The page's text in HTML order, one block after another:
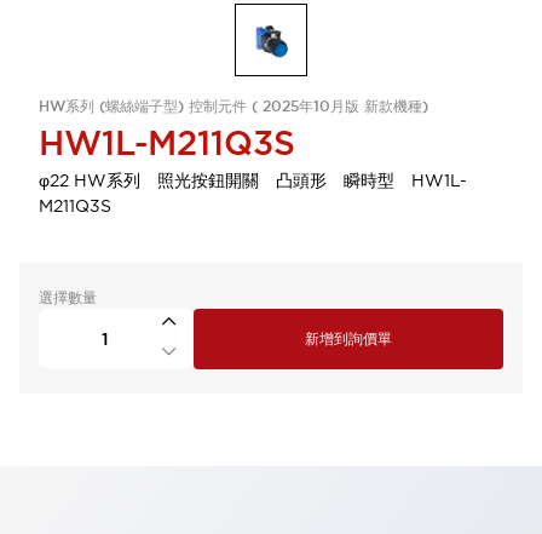
HW系列 (螺絲端子型) 控制元件 ( 2025年10月版 新款機種)
HW1L-M211Q3S
φ22 HW系列 照光按鈕開關 凸頭形 瞬時型 HW1L-
M211Q3S
選擇數量
新增到詢價單